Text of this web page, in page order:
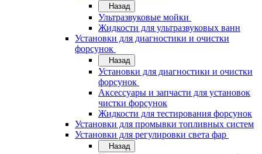
Назад
Ультразвуковые мойки
Жидкости для ультразвуковых ванн
Установки для диагностики и очистки
форсунок
Назад
Установки для диагностики и очистки
форсунок
Аксессуары и запчасти для установок
чистки форсунок
Жидкости для тестирования форсунок
Установки для промывки топливных систем
Установки для регулировки света фар
Назад